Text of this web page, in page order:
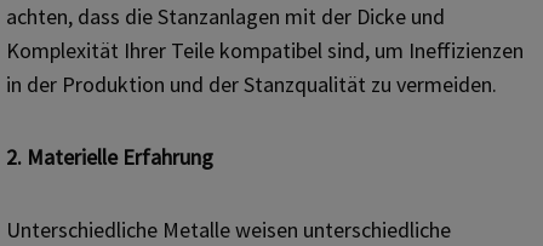
achten, dass die Stanzanlagen mit der Dicke und
Komplexität Ihrer Teile kompatibel sind, um Ineffizienzen
in der Produktion und der Stanzqualität zu vermeiden.
2. Materielle Erfahrung
Unterschiedliche Metalle weisen unterschiedliche